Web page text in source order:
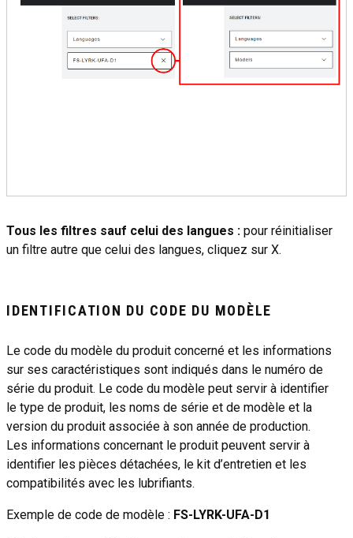
Tous les filtres sauf celui des langues : pour réinitialiser
un filtre autre que celui des langues, cliquez sur X.
IDENTIFICATION DU CODE DU MODÈLE
Le code du modèle du produit concerné et les informations
sur ses caractéristiques sont indiqués dans le numéro de
série du produit. Le code du modèle peut servir à identifier
le type de produit, les noms de série et de modèle et la
version du produit associée à son année de production.
Les informations concernant le produit peuvent servir à
identifier les pièces détachées, le kit d’entretien et les
compatibilités avec les lubrifiants.
Exemple de code de modèle : FS-LYRK-UFA-D1